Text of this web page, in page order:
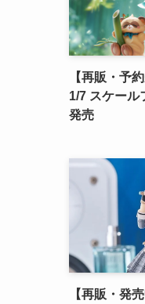
【再販・予
1/7 スケール
発売
【再販・発